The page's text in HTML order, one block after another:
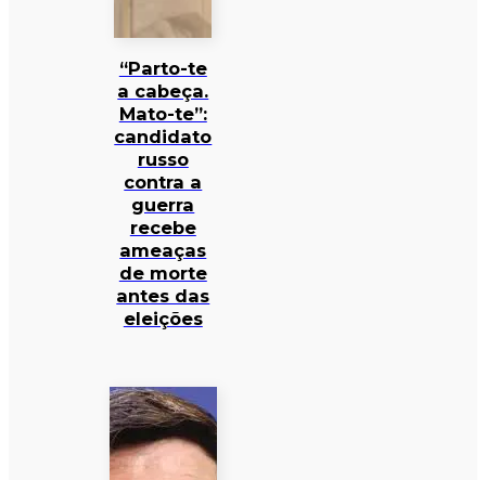
“Parto-te
a cabeça.
Mato-te”:
candidato
russo
contra a
guerra
recebe
ameaças
de morte
antes das
eleições